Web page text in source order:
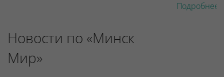
Подробнее
Новости по «Минск
Мир»